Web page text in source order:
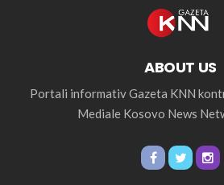
ABOUT US
Portali informativ Gazeta KNN
Mediale Kosovo News